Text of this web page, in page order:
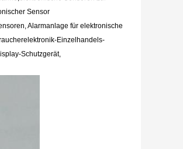
Sensor
Alarmanlage für elektronische
Einzelhandels-
Schutzgerät,